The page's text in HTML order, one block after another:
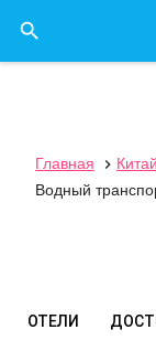

Главная  Китай
Водный
ОТЕЛИ